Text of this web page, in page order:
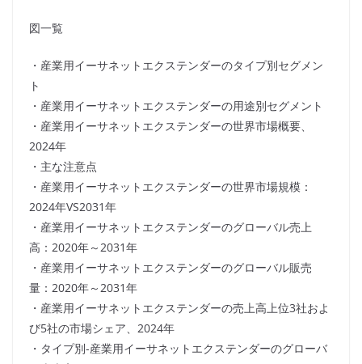
図一覧
・産業用イーサネットエクステンダーのタイプ別セグメン
ト
・産業用イーサネットエクステンダーの用途別セグメント
・産業用イーサネットエクステンダーの世界市場概要、
2024年
・主な注意点
・産業用イーサネットエクステンダーの世界市場規模：
2024年VS2031年
・産業用イーサネットエクステンダーのグローバル売上
高：2020年～2031年
・産業用イーサネットエクステンダーのグローバル販売
量：2020年～2031年
・産業用イーサネットエクステンダーの売上高上位3社およ
び5社の市場シェア、2024年
・タイプ別-産業用イーサネットエクステンダーのグローバ